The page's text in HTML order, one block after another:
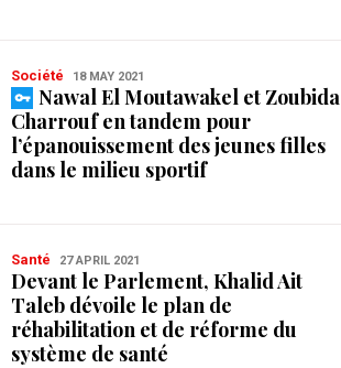
Société 18 MAY 2021
Nawal El Moutawakel et Zoubida
Charrouf en tandem pour
l’épanouissement des jeunes filles
dans le milieu sportif
Santé 27 APRIL 2021
Devant le Parlement, Khalid Ait
Taleb dévoile le plan de
réhabilitation et de réforme du
système de santé